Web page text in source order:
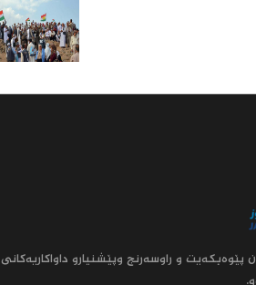
پێوه‌بکه‌یت و راوسه‌رنج وپێشنیارو داواکاریه‌کانى